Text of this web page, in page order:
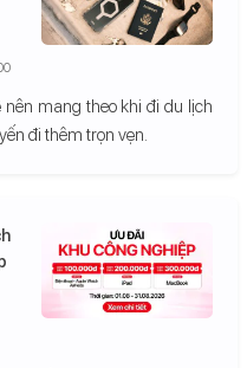
mang theo khi đi du lịch
đi thêm trọn vẹn.